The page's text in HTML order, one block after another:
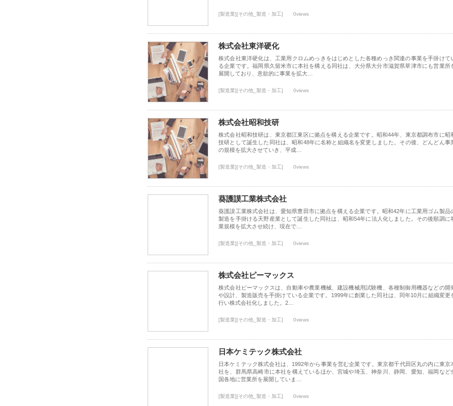
[製造業][その他_製造・加工] 0views
株式会社東洋硬化
株式会社東洋硬化は、工業用クロムめっきをはじめとした各種めっき関連の事業を手掛けて
る企業です。福岡県久留米市に本社を構える同社は、大分県大分市滋賀県草津市にも営業所
展開しており、意欲的に事業を拡大…
[製造業][その他_製造・加工] 0views
株式会社昭和技研
株式会社昭和技研は、東京都江東区に拠点を構える企業です。昭和44年、東京都調布市に昭
技研として誕生した同社は、昭和48年に名称と組織名を変更しました。その後、どんどん事
の規模を拡大させていき、平成…
[製造業][その他_製造・加工] 0views
葵護謨工業株式会社
葵護謨工業株式会社は、愛知県豊田市に拠点を構える企業です。昭和42年に工業用ゴム製品
製造を手掛ける天野産業として誕生した同社は、昭和54年に法人化しました。その後順調に
業規模を拡大させ続け、現在で…
[製造業][その他_製造・加工] 0views
株式会社ピーマックス
株式会社ピーマックスは、自動車や農業機械、建設機械用試験機、各種制御用機器などの開
や設計、製造販売を手掛けている企業です。1999年に創業した同社は、同年10月に組織変更
行い株式会社化しました。2…
[製造業][その他_製造・加工] 0views
日本ケミテック株式会社
日本ケミテック株式会社は、1992年から事業を営む企業です。東京都千代田区丸の内に東京
社を、群馬県高崎市に本社を構えているほか、宮城や埼玉、神奈川、静岡、愛知、福岡など
国各地に営業所を展開していま…
[製造業][その他_製造・加工] 0views